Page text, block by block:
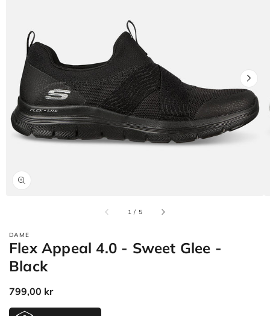
Åbn
mediet
1
i
gallerivisning
1 / af
5
DAME
Flex Appeal 4.0 - Sweet Glee -
Black
Normalpris
799,00 kr